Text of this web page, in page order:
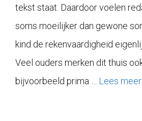
tekst staat. Daardoor voelen
soms moeilijker dan gewone
kind de rekenvaardigheid
Veel ouders merken dit thuis
bijvoorbeeld prima … Lees meer